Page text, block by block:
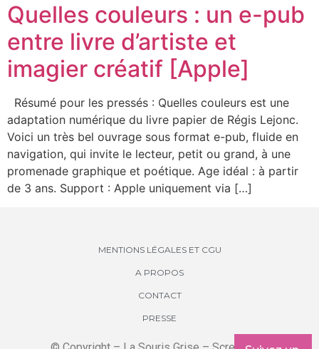
Quelles couleurs : un e-pub
entre livre d’artiste et
imagier créatif [Apple]
Résumé pour les pressés : Quelles couleurs est une
adaptation numérique du livre papier de Régis Lejonc.
Voici un très bel ouvrage sous format e-pub, fluide en
navigation, qui invite le lecteur, petit ou grand, à une
promenade graphique et poétique. Age idéal : à partir
de 3 ans. Support : Apple uniquement via […]
MENTIONS LÉGALES ET CGU
A PROPOS
CONTACT
PRESSE